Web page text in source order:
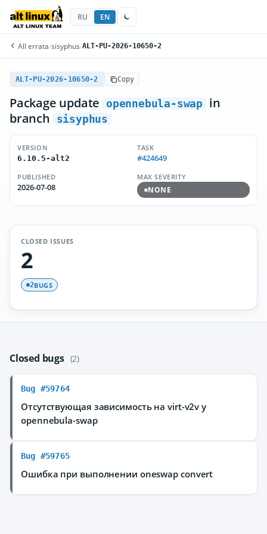
RU EN
All errata/sisyphus/ALT-PU-2026-10650-2
ALT-PU-2026-10650-2 Copy
Package update opennebula-swap
in
branch
sisyphus
VERSION
6.10.5-alt2
TASK
#424649
PUBLISHED
2026-07-08
MAX SEVERITY
NONE
CLOSED ISSUES
2
2BUGS
Closed bugs (2)
Bug #59764
Отсутствующая зависимость на virt-v2v у
opennebula-swap
Bug #59765
Ошибка при выполнении oneswap convert